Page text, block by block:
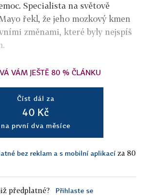
Specialista na světově
řekl, že jeho mozkový kmen
změnami, které byly nejspíš
VÁM JEŠTĚ 80 % ČLÁNKU
Číst dál za
40 Kč
na první dva měsíce
bez reklam a s mobilní aplikací za 80
předplatné? Přihlaste se